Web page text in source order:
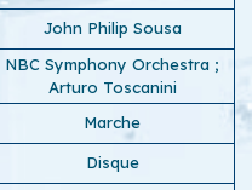
John Philip Sousa
NBC Symphony Orchestra ;
Arturo Toscanini
Marche
Disque